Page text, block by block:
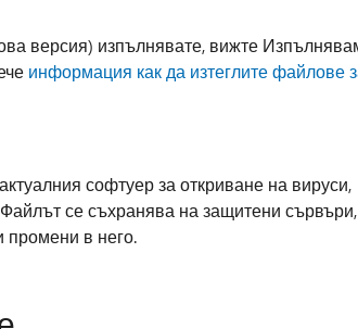
версия) изпълнявате, вижте
информация как да изтеглите файлове
софтуер за откриване на вируси,
се съхранява на защитени сървъри,
промени в него.